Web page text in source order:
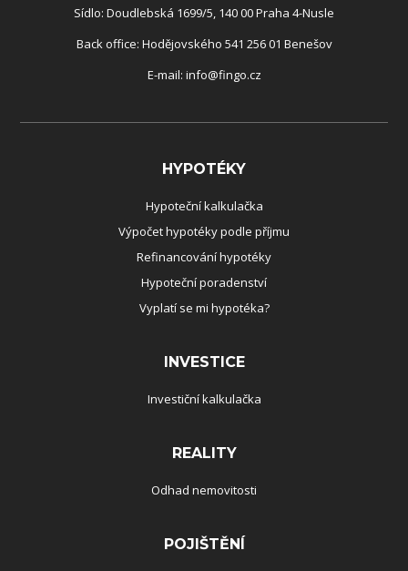
Sídlo: Doudlebská 1699/5, 140 00 Praha 4-Nusle
Back office: Hodějovského 541 256 01 Benešov
E-mail: info@fingo.cz
HYPOTÉKY
Hypoteční kalkulačka
Výpočet hypotéky podle příjmu
Refinancování hypotéky
Hypoteční poradenství
Vyplatí se mi hypotéka?
INVESTICE
Investiční kalkulačka
REALITY
Odhad nemovitosti
POJIŠTĚNÍ